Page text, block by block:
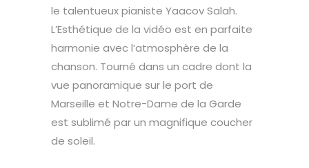
le talentueux pianiste Yaacov Salah.
L’Esthétique de la vidéo est en parfaite
harmonie avec l’atmosphère de la
chanson. Tourné dans un cadre dont la
vue panoramique sur le port de
Marseille et Notre-Dame de la Garde
est sublimé par un magnifique coucher
de soleil.